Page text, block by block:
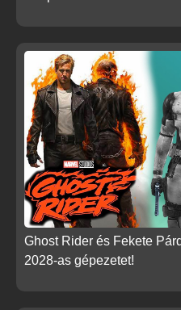
Ghost Rider és Fekete
2028-as gépezetet!